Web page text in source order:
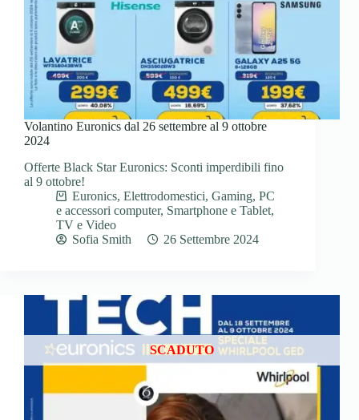
Volantino Euronics dal 26 settembre al 9 ottobre
2024
Offerte Black Star Euronics: Sconti imperdibili fino
al 9 ottobre!
Euronics, Elettrodomestici, Gaming, PC
e accessori computer, Smartphone e Tablet,
TV e Video
Sofia Smith
26 Settembre 2024
SCADUTO